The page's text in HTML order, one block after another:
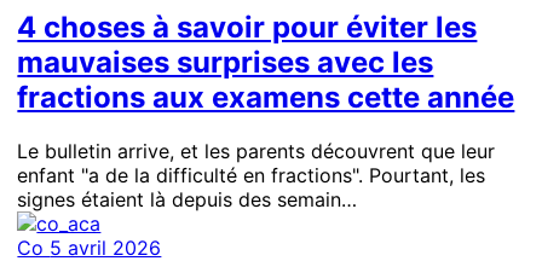
4 choses à savoir pour éviter les
mauvaises surprises avec les
fractions aux examens cette année
Le bulletin arrive, et les parents découvrent que leur
enfant "a de la difficulté en fractions". Pourtant, les
signes étaient là depuis des semain…
Co 5 avril 2026